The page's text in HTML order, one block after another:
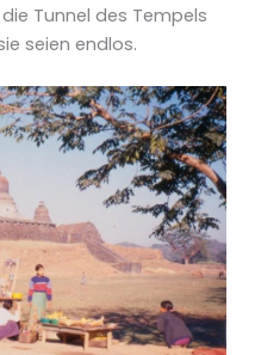
Tunnel des Tempels
seien endlos.